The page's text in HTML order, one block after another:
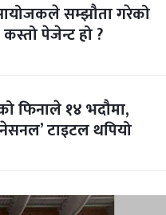
सम्झौता गरेको
कस्तो पेजेन्ट हो ?
फिनाले १४ भदौमा,
टाइटल थपियो